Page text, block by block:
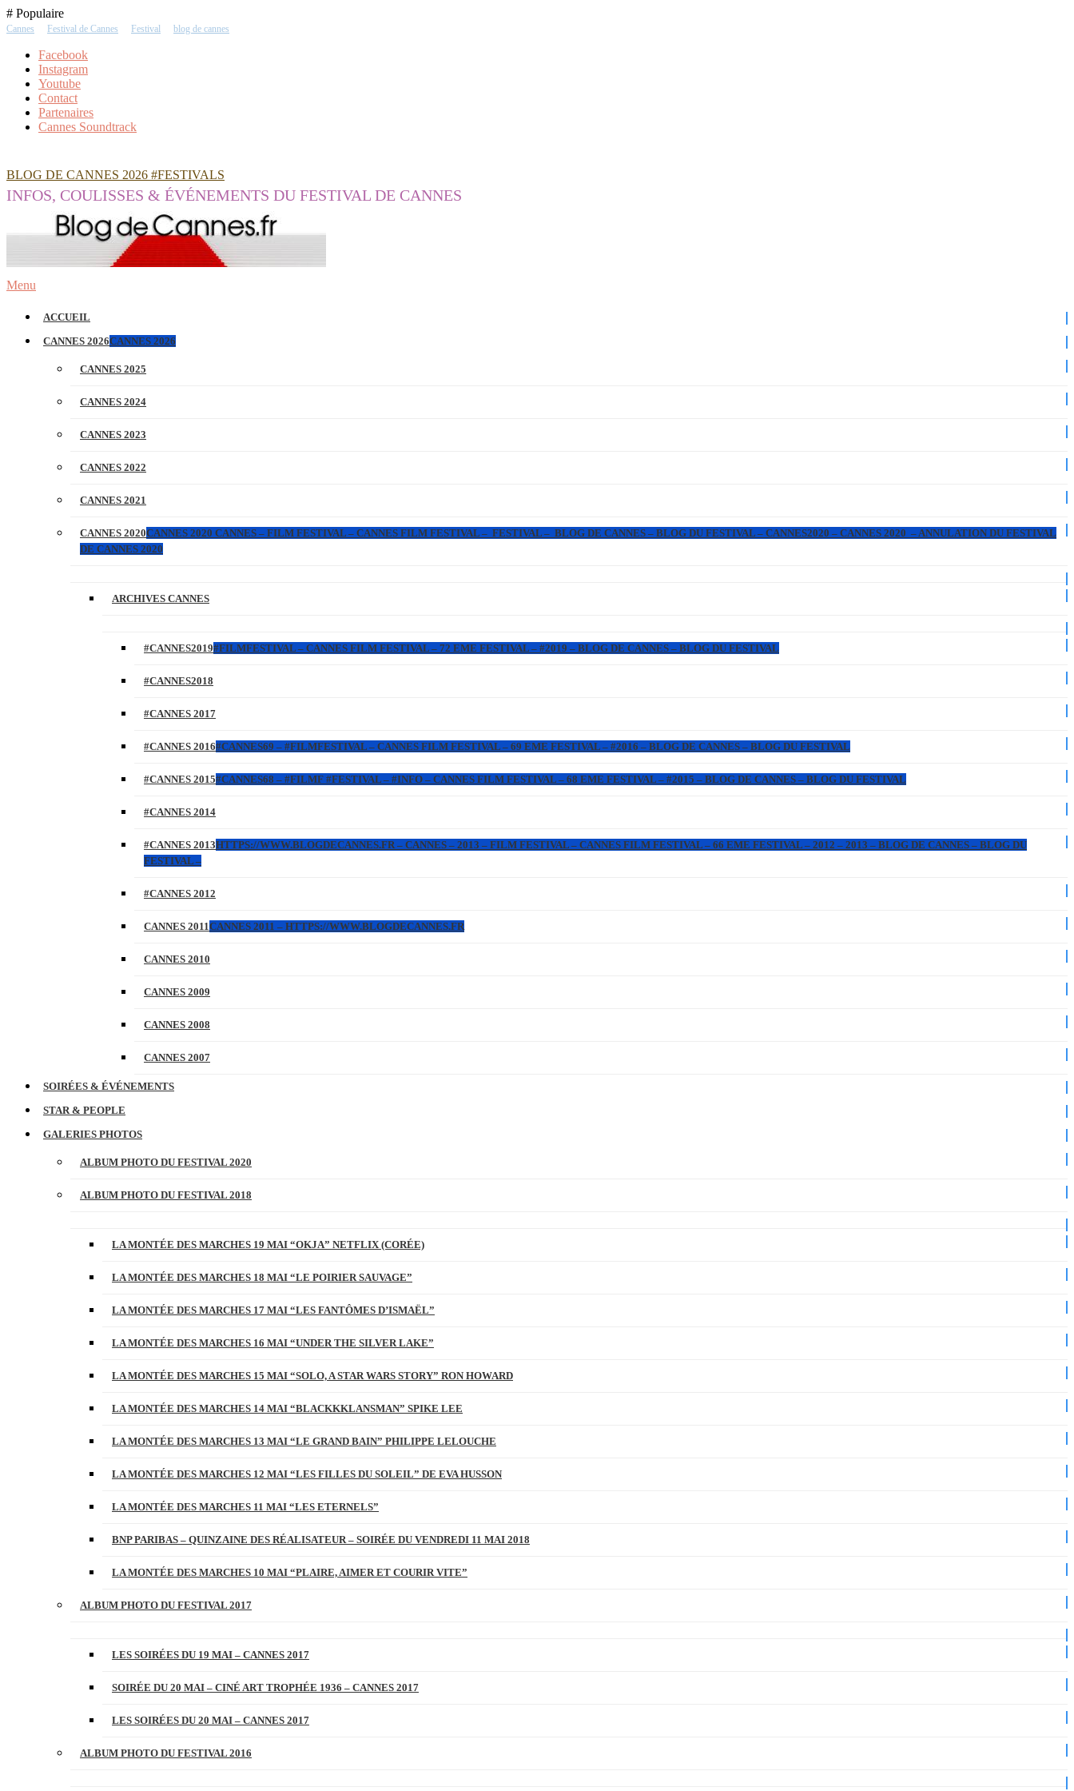
Skip
To
# Populaire
Cannes Festival de Cannes Festival blog de cannes
Facebook
Instagram
Youtube
Contact
Partenaires
Cannes Soundtrack
BLOG DE CANNES 2026 #FESTIVALS
INFOS, COULISSES & ÉVÉNEMENTS DU FESTIVAL DE CANNES
Menu
ACCUEIL
CANNES 2026CANNES 2026
CANNES 2025
CANNES 2024
CANNES 2023
CANNES 2022
CANNES 2021
CANNES 2020CANNES 2020 CANNES – FILM FESTIVAL – CANNES FILM FESTIVAL – FESTIVAL – BLOG DE CANNES – BLOG DU FESTIVAL – CANNES2020 – CANNES 2020 – ANNULATION DU FESTIVAL
DE CANNES 2020
ARCHIVES CANNES
#CANNES2019#FILMFESTIVAL – CANNES FILM FESTIVAL – 72 EME FESTIVAL – #2019 – BLOG DE CANNES – BLOG DU FESTIVAL
#CANNES2018
#CANNES 2017
#CANNES 2016#CANNES69 – #FILMFESTIVAL – CANNES FILM FESTIVAL – 69 EME FESTIVAL – #2016 – BLOG DE CANNES – BLOG DU FESTIVAL
#CANNES 2015#CANNES68 – #FILMF #FESTIVAL – #INFO – CANNES FILM FESTIVAL – 68 EME FESTIVAL – #2015 – BLOG DE CANNES – BLOG DU FESTIVAL
#CANNES 2014
#CANNES 2013HTTPS://WWW.BLOGDECANNES.FR – CANNES – 2013 – FILM FESTIVAL – CANNES FILM FESTIVAL – 66 EME FESTIVAL – 2012 – 2013 – BLOG DE CANNES – BLOG DU
FESTIVAL –
#CANNES 2012
CANNES 2011CANNES 2011 – HTTPS://WWW.BLOGDECANNES.FR
CANNES 2010
CANNES 2009
CANNES 2008
CANNES 2007
SOIRÉES & ÉVÉNEMENTS
STAR & PEOPLE
GALERIES PHOTOS
ALBUM PHOTO DU FESTIVAL 2020
ALBUM PHOTO DU FESTIVAL 2018
LA MONTÉE DES MARCHES 19 MAI “OKJA” NETFLIX (CORÉE)
LA MONTÉE DES MARCHES 18 MAI “LE POIRIER SAUVAGE”
LA MONTÉE DES MARCHES 17 MAI “LES FANTÔMES D’ISMAËL”
LA MONTÉE DES MARCHES 16 MAI “UNDER THE SILVER LAKE”
LA MONTÉE DES MARCHES 15 MAI “SOLO, A STAR WARS STORY” RON HOWARD
LA MONTÉE DES MARCHES 14 MAI “BLACKKKLANSMAN” SPIKE LEE
LA MONTÉE DES MARCHES 13 MAI “LE GRAND BAIN” PHILIPPE LELOUCHE
LA MONTÉE DES MARCHES 12 MAI “LES FILLES DU SOLEIL” DE EVA HUSSON
LA MONTÉE DES MARCHES 11 MAI “LES ETERNELS”
BNP PARIBAS – QUINZAINE DES RÉALISATEUR – SOIRÉE DU VENDREDI 11 MAI 2018
LA MONTÉE DES MARCHES 10 MAI “PLAIRE, AIMER ET COURIR VITE”
ALBUM PHOTO DU FESTIVAL 2017
LES SOIRÉES DU 19 MAI – CANNES 2017
SOIRÉE DU 20 MAI – CINÉ ART TROPHÉE 1936 – CANNES 2017
LES SOIRÉES DU 20 MAI – CANNES 2017
ALBUM PHOTO DU FESTIVAL 2016